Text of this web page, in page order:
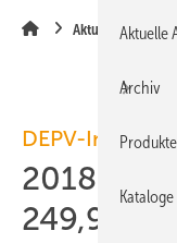
Aktuelle Meldung
DEPV-Index
2018-10:
249,94
Aktuelle
Archiv
Produkte
Kataloge